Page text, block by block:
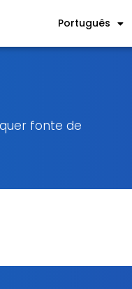
Português
Español
fonte de